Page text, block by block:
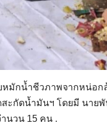
มักน้ำชีวภาพจากหน่อ
ะกัดน้ำมันฯ โดยมี นาย
นวน 15 คน .